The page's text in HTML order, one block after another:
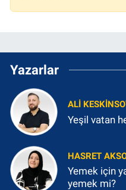
Yazarlar
ALI
Yeşil vatan
HASRET
Yemek için
yemek mi?